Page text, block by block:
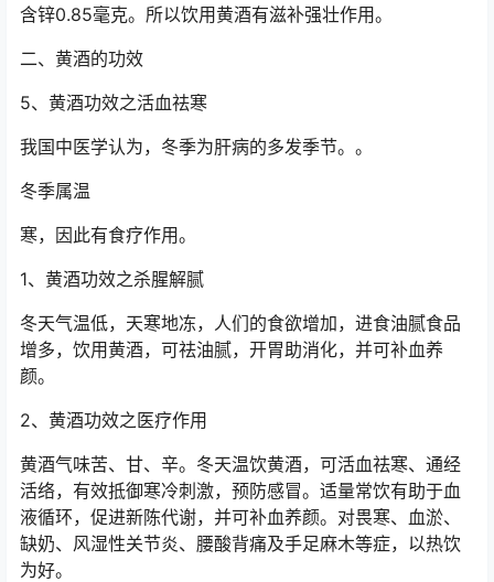
含锌0.85毫克。所以饮用黄酒有滋补强壮作用。
二、黄酒的功效
5、黄酒功效之活血祛寒
我国中医学认为，冬季为肝病的多发季节。。
冬季属温
寒，因此有食疗作用。
1、黄酒功效之杀腥解腻
冬天气温低，天寒地冻，人们的食欲增加，进食油腻食品
增多，饮用黄酒，可祛油腻，开胃助消化，并可补血养
颜。
2、黄酒功效之医疗作用
黄酒气味苦、甘、辛。冬天温饮黄酒，可活血祛寒、通经
活络，有效抵御寒冷刺激，预防感冒。适量常饮有助于血
液循环，促进新陈代谢，并可补血养颜。对畏寒、血淤、
缺奶、风湿性关节炎、腰酸背痛及手足麻木等症，以热饮
为好。